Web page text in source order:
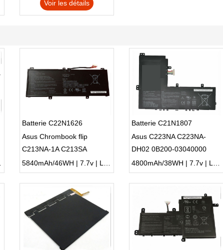
Voir les détails
Batterie C22N1626
Asus Chrombook flip
C213NA-1A C213SA
C213NA
Batterie C21N1807
Asus C223NA C223NA-
DH02 0B200-03040000
2ICP4/59/134